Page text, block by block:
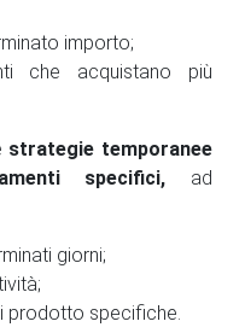
importo;
che acquistano più
strategie temporanee
specifici, ad
giorni;
prodotto specifiche.